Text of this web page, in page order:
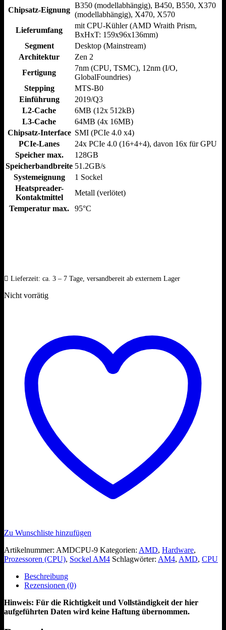
Chipsatz-Eignung
B350 (modellabhängig), B450, B550, X370
(modellabhängig), X470, X570
Lieferumfang
mit CPU-Kühler (AMD Wraith Prism,
BxHxT: 159x96x136mm)
Segment
Desktop (Mainstream)
Architektur
Zen 2
Fertigung
7nm (CPU, TSMC), 12nm (I/​O,
GlobalFoundries)
Stepping
MTS-B0
Einführung
2019/​Q3
L2-Cache
6MB (12x 512kB)
L3-Cache
64MB (4x 16MB)
Chipsatz-Interface SMI (PCIe 4.0 x4)
PCIe-Lanes
24x PCIe 4.0 (16+4+4), davon 16x für GPU
Speicher max.
128GB
Speicherbandbreite 51.2GB/​s
Systemeignung
1 Sockel
Heatspreader-
Kontaktmittel
Metall (verlötet)
Temperatur max.
95°C
Lieferzeit: ca. 3 – 7 Tage, versandbereit ab externem Lager
Nicht vorrätig
Zu Wunschliste hinzufügen
Artikelnummer: AMDCPU-9 Kategorien: AMD, Hardware,
Prozessoren (CPU), Sockel AM4 Schlagwörter: AM4, AMD, CPU
Beschreibung
Rezensionen (0)
Hinweis: Für die Richtigkeit und Vollständigkeit der hier
aufgeführten Daten wird keine Haftung übernommen.